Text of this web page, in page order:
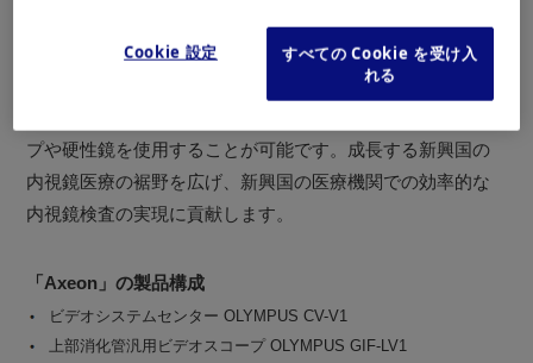
ーを採用することで従来の普及型ビデオスコープシステム
と比べてコンパクトな内視鏡システムとなりました。ま
プや硬性鏡を使用することが可能です。成長する新興国の
内視鏡医療の裾野を広げ、新興国の医療機関での効率的な
内視鏡検査の実現に貢献します。
「Axeon」の製品構成
ビデオシステムセンター OLYMPUS CV-V1
上部消化管汎用ビデオスコープ OLYMPUS GIF-LV1
Cookie 設定
すべての Cookie を受け入
れる